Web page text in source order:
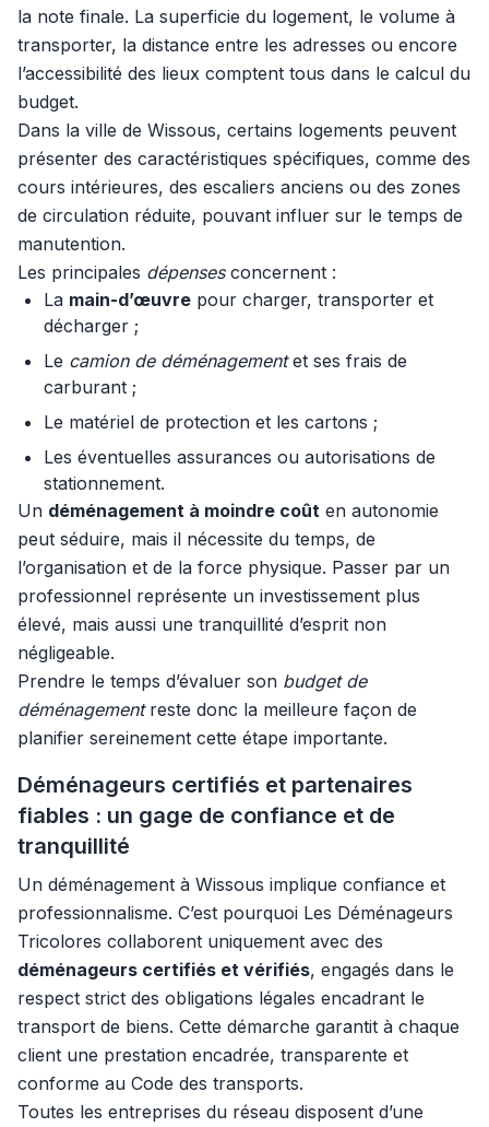
la note finale. La superficie du logement, le volume à
transporter, la distance entre les adresses ou encore
l’accessibilité des lieux comptent tous dans le calcul du
budget.
Dans la ville de Wissous, certains logements peuvent
présenter des caractéristiques spécifiques, comme des
cours intérieures, des escaliers anciens ou des zones
de circulation réduite, pouvant influer sur le temps de
manutention.
Les principales dépensesconcernent :
La main-d’œuvre pour charger, transporter et
décharger ;
Le camion de déménagementet ses frais de
carburant ;
Le matériel de protection et les cartons ;
Les éventuelles assurances ou autorisations de
stationnement.
Un déménagement à moindre coût en autonomie
peut séduire, mais il nécessite du temps, de
l’organisation et de la force physique. Passer par un
professionnel représente un investissement plus
élevé, mais aussi une tranquillité d’esprit non
négligeable.
Prendre le temps d’évaluer son budget de
déménagementreste donc la meilleure façon de
planifier sereinement cette étape importante.
Déménageurs certifiés et partenaires
fiables : un gage de confiance et de
tranquillité
Un déménagement à Wissous implique confiance et
professionnalisme. C’est pourquoi Les Déménageurs
Tricolores collaborent uniquement avec des
déménageurs certifiés et vérifiés, engagés dans le
respect strict des obligations légales encadrant le
transport de biens. Cette démarche garantit à chaque
client une prestation encadrée, transparente et
conforme au Code des transports.
Toutes les entreprises du réseau disposent d’une